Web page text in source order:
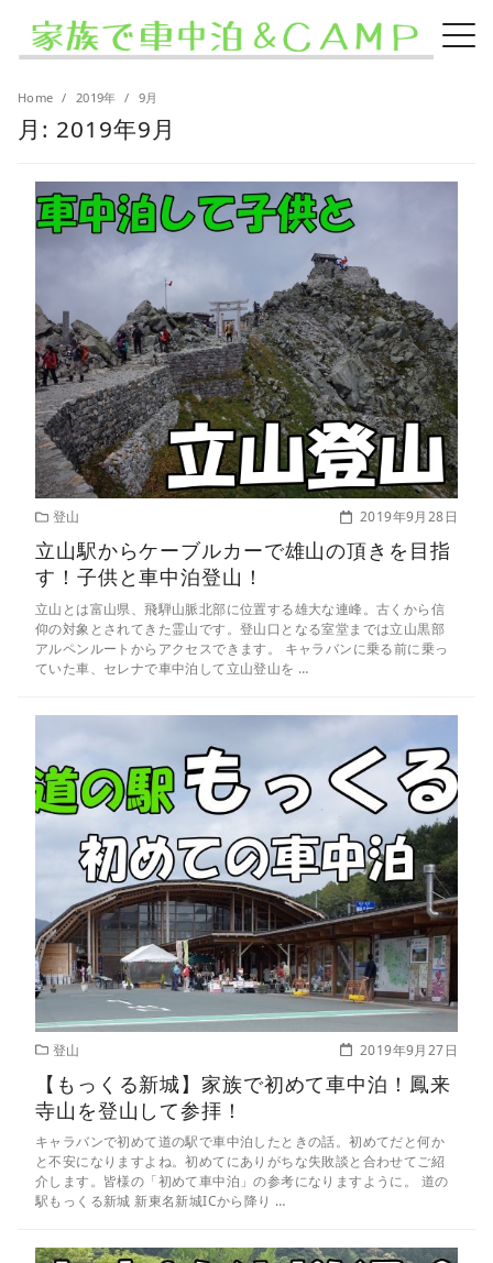
Home 2019年 9月
月: 2019年9月
登山 2019年9月28日
立山駅からケーブルカーで雄山の頂きを目指
す！子供と車中泊登山！
立山とは富山県、飛騨山脈北部に位置する雄大な連峰。古くから信
仰の対象とされてきた霊山です。登山口となる室堂までは立山黒部
アルペンルートからアクセスできます。 キャラバンに乗る前に乗っ
ていた車、セレナで車中泊して立山登山を …
登山 2019年9月27日
【もっくる新城】家族で初めて車中泊！鳳来
寺山を登山して参拝！
キャラバンで初めて道の駅で車中泊したときの話。初めてだと何か
と不安になりますよね。初めてにありがちな失敗談と合わせてご紹
介します。皆様の「初めて車中泊」の参考になりますように。 道の
駅もっくる新城 新東名新城ICから降り …